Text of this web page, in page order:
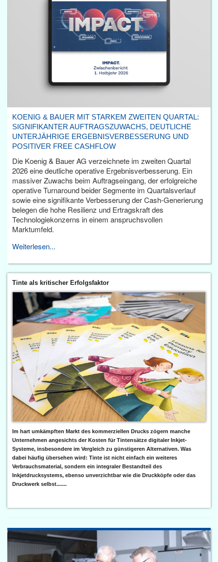
KOENIG & BAUER MIT STARKEM ZWEITEN QUARTAL:
SIGNIFIKANTER AUFTRAGSZUWACHS, DEUTLICHE
UNTERJÄHRIGE ERGEBNISVERBESSERUNG UND
POSITIVER FREE CASHFLOW
Die Koenig & Bauer AG verzeichnete im zweiten Quartal
2026 eine deutliche operative Ergebnisverbesserung. Ein
massiver Zuwachs beim Auftragseingang, der erfolgreiche
operative Turnaround beider Segmente im Quartalsverlauf
sowie eine signifikante Verbesserung der Cash-Generierung
belegen die hohe Resilienz und Ertragskraft des
Technologiekonzerns in einem anspruchsvollen
Marktumfeld.
Weiterlesen...
Tinte als kritischer Erfolgsfaktor
Im hart umkämpften Markt des kommerziellen Drucks zögern manche
Unternehmen angesichts der Kosten für Tintensätze digitaler Inkjet-
Systeme, insbesondere im Vergleich zu günstigeren Alternativen. Was
dabei häufig übersehen wird: Tinte ist nicht einfach ein weiteres
Verbrauchsmaterial, sondern ein integraler Bestandteil des
Inkjetdrucksystems, ebenso unverzichtbar wie die Druckköpfe oder das
Druckwerk selbst.......